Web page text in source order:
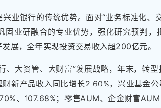
业银行的传统优势。面对“业务标准化、
固业研融合的专业优势，强化研究预判，
展，全年实现投资交易收入超200亿元。
、大资管、大财富”发展战略，年末，转
新产品收入同比增长2.60%，兴业基金
、107.68%；零售AUM、企金财富AUM